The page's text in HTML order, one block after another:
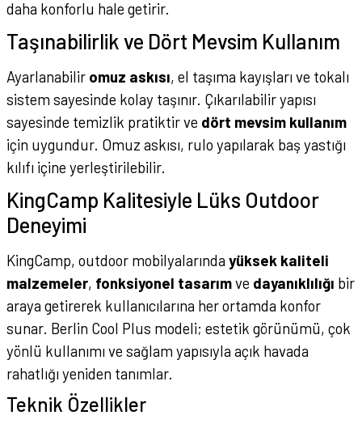
daha konforlu hale getirir.
Taşınabilirlik ve Dört Mevsim Kullanım
Ayarlanabilir omuz askısı, el taşıma kayışları ve tokalı
sistem sayesinde kolay taşınır. Çıkarılabilir yapısı
sayesinde temizlik pratiktir ve dört mevsim kullanım
için uygundur. Omuz askısı, rulo yapılarak baş yastığı
kılıfı içine yerleştirilebilir.
KingCamp Kalitesiyle Lüks Outdoor
Deneyimi
KingCamp, outdoor mobilyalarında yüksek kaliteli
malzemeler, fonksiyonel tasarımve dayanıklılığı bir
araya getirerek kullanıcılarına her ortamda konfor
sunar. Berlin Cool Plus modeli; estetik görünümü, çok
yönlü kullanımı ve sağlam yapısıyla açık havada
rahatlığı yeniden tanımlar.
Teknik Özellikler